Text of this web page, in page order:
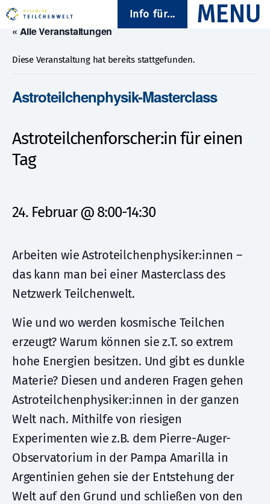
Info für...
« Alle Veranstaltungen
Diese Veranstaltung hat bereits stattgefunden.
Astroteilchenphysik-Masterclass
Astroteilchenforscher:in für einen
Tag
24. Februar @ 8:00-14:30
Arbeiten wie Astroteilchenphysiker:innen –
das kann man bei einer Masterclass des
Netzwerk Teilchenwelt.
Wie und wo werden kosmische Teilchen
erzeugt? Warum können sie z.T. so extrem
hohe Energien besitzen. Und gibt es dunkle
Materie? Diesen und anderen Fragen gehen
Astroteilchenphysiker:innen in der ganzen
Welt nach. Mithilfe von riesigen
Experimenten wie z.B. dem Pierre-Auger-
Observatorium in der Pampa Amarilla in
Argentinien gehen sie der Entstehung der
Welt auf den Grund und schließen von den